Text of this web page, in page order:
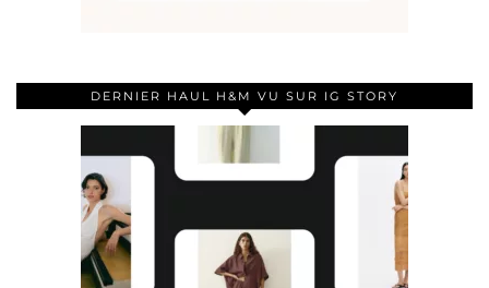
DERNIER HAUL H&M VU SUR IG STORY